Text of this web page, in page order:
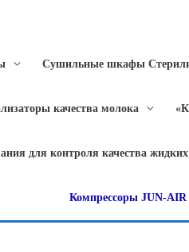
Сушильные шкафы
качества молока
для контроля качества жидких
Компрессоры JUN-AIR